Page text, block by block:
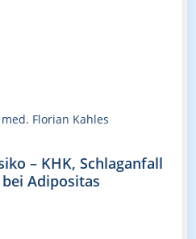
Florian Kahles
– KHK, Schlaganfall
bei Adipositas